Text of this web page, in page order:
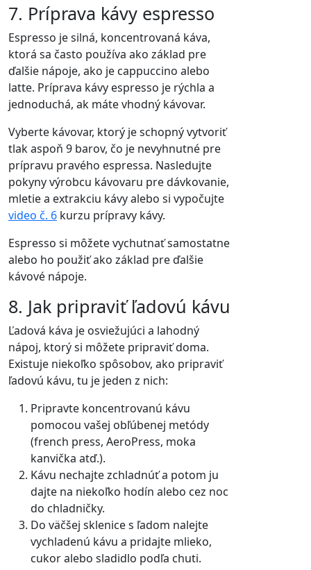
7. Príprava kávy espresso
Espresso je silná, koncentrovaná káva,
ktorá sa často používa ako základ pre
ďalšie nápoje, ako je cappuccino alebo
latte. Príprava kávy espresso je rýchla a
jednoduchá, ak máte vhodný kávovar.
Vyberte kávovar, ktorý je schopný vytvoriť
tlak aspoň 9 barov, čo je nevyhnutné pre
prípravu pravého espressa. Nasledujte
pokyny výrobcu kávovaru pre dávkovanie,
mletie a extrakciu kávy alebo si vypočujte
video č. 6 kurzu prípravy kávy.
Espresso si môžete vychutnať samostatne
alebo ho použiť ako základ pre ďalšie
kávové nápoje.
8. Jak pripraviť ľadovú kávu
Ľadová káva je osviežujúci a lahodný
nápoj, ktorý si môžete pripraviť doma.
Existuje niekoľko spôsobov, ako pripraviť
ľadovú kávu, tu je jeden z nich:
Pripravte koncentrovanú kávu
pomocou vašej obľúbenej metódy
(french press, AeroPress, moka
kanvička atď.).
Kávu nechajte zchladnúť a potom ju
dajte na niekoľko hodín alebo cez noc
do chladničky.
Do väčšej sklenice s ľadom nalejte
vychladenú kávu a pridajte mlieko,
cukor alebo sladidlo podľa chuti.